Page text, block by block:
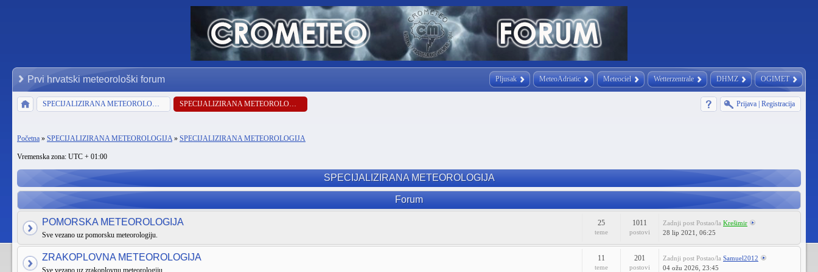
Pljusak MeteoAdriatic Meteociel Wetterzentrale DHMZ OGIMET
Prvi hrvatski meteorološki forum
SPECIJALIZIRANA METEOROLOGIJA SPECIJALIZIRANA METEOROLOGIJA Prijava Registracija
Početna » SPECIJALIZIRANA METEOROLOGIJA» SPECIJALIZIRANA METEOROLOGIJA
Vremenska zona: UTC + 01:00
SPECIJALIZIRANA METEOROLOGIJA
Forum
POMORSKA METEOROLOGIJA
Sve vezano uz pomorsku meteorologiju.
25
teme
1011
postovi
Zadnji post Postao/la Krešimir
28 lip 2021, 06:25
ZRAKOPLOVNA METEOROLOGIJA
Sve vezano uz zrakoplovnu meteorologiju.
11
teme
201
postovi
Zadnji post Postao/la Samuel2012
04 ožu 2026, 23:45